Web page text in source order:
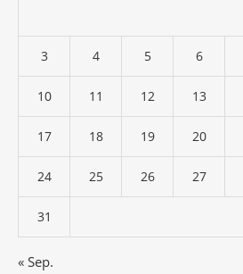
3 4 5 6
10 11 12 13
17 18 19 20
24 25 26 27
31
« Sep.